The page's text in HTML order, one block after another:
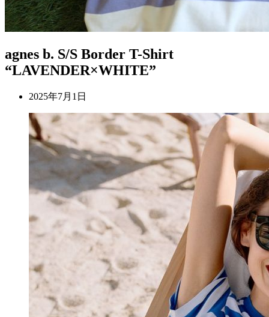
agnes b. S/S Border T-Shirt
“LAVENDER×WHITE”
2025年7月1日